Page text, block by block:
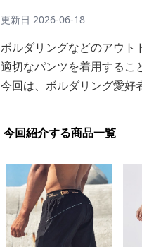
更新日 2026-06-18
ボルダリングなどのアウト
適切なパンツを着用するこ
今回は、ボルダリング愛好
今回紹介する商品一覧